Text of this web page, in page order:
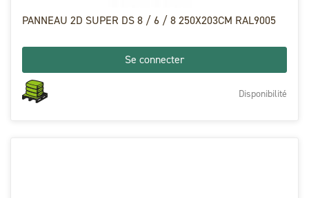
PANNEAU 2D SUPER DS 8 / 6 / 8 250X203CM RAL9005
Se connecter
Disponibilité